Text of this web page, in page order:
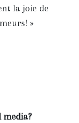
la joie de
»
media?